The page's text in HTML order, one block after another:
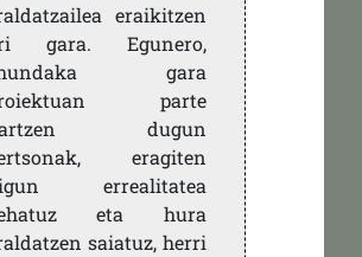
eraikitzen
gara. Egunero,
gara
parte
dugun
eragiten
errealitatea
eta hura
saiatuz, herri